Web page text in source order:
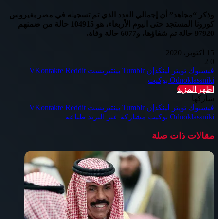
وذكر “مجاهد” أن إجمالي العدد الذي تم تسجيله في مصر بفيروس
كورونا المستجد حتى اليوم الأربعاء، هو 104915 حالة من ضمنهم
97920 حالة تم شفاؤها، و6077 حالة وفاة.
15 أكتوبر، 2020
0
فيسبوك تويتر لينكدإن بينتيريست
Odnoklassniki بوكيت
اظهر المزيد
شاركها
فيسبوك تويتر لينكدإن بينتيريست
Odnoklassniki بوكيت مشاركة عبر البريد طباعة
مقالات ذات صلة